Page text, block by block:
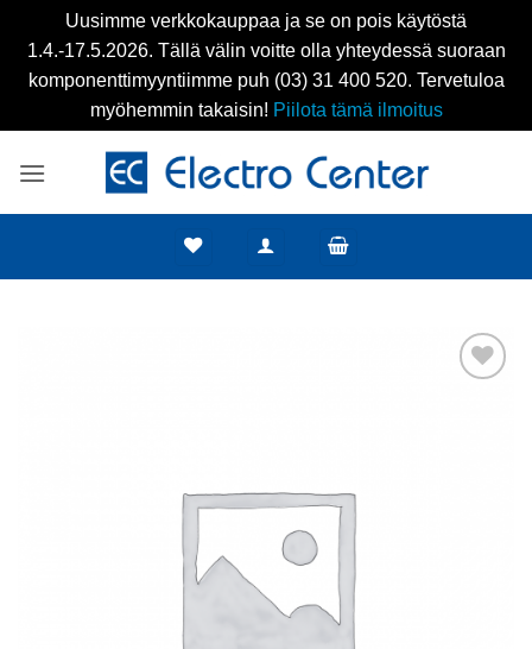
Uusimme verkkokauppaa ja se on pois käytöstä
1.4.-17.5.2026. Tällä välin voitte olla yhteydessä suoraan
komponenttimyyntiimme puh (03) 31 400 520. Tervetuloa
myöhemmin takaisin! Piilota tämä ilmoitus